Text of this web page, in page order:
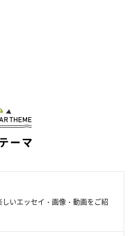
ーマ
いエッセイ・画像・動画をご紹